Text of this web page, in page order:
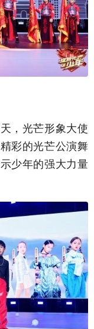
，光芒形象大使
彩的光芒公演舞
少年的强大力量